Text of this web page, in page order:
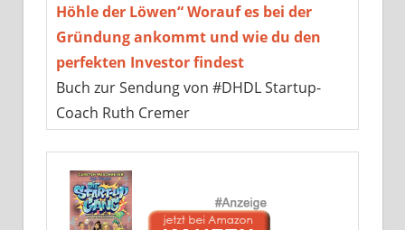
Höhle der Löwen“ Worauf es bei der
Gründung ankommt und wie du den
perfekten Investor findest
Buch zur Sendung von #DHDL Startup-
Coach Ruth Cremer